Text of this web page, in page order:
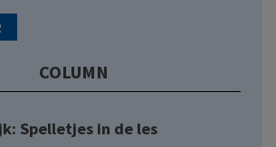
COLUMN
Spelletjes in de les